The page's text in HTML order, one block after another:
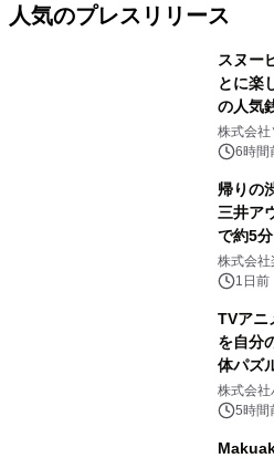
人気のプレスリリース
スヌー
とに楽
の人気
ラボレ
ボグッ
株式会社
6時間
帰りの
三井ア
で約5
メニュ
株式会社
1日前
TVアニ
を自分
体パズ
ギミッ
ルが8
株式会社
5時間